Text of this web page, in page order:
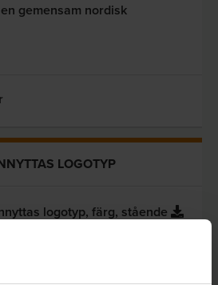
gemensam nordisk
LOGOTYP
logotyp, färg, stående
logoyp, färg, liggande